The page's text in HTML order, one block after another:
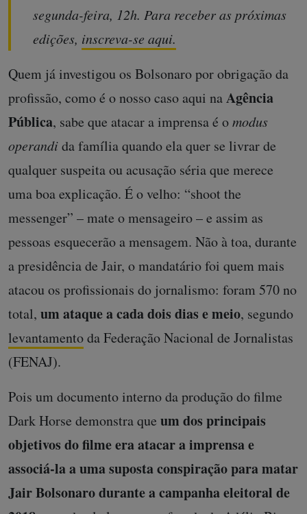
segunda-feira, 12h. Para receber as próximas
edições, inscreva-se aqui.
Quem já investigou os Bolsonaro por obrigação da
profissão, como é o nosso caso aqui naAgência
Pública, sabe que atacar a imprensa é omodus
operandida família quando ela quer se livrar de
qualquer suspeita ou acusação séria que merece
uma boa explicação. É o velho: “shoot the
messenger” – mate o mensageiro – e assim as
pessoas esquecerão a mensagem. Não à toa, durante
a presidência de Jair, o mandatário foi quem mais
atacou os profissionais do jornalismo: foram 570 no
total, um ataque a cada dois dias e meio, segundo
levantamentoda Federação Nacional de Jornalistas
(FENAJ).
Pois um documento interno da produção do filme
Dark Horse demonstra que um dos principais
objetivos do filme era atacar a imprensa e
associá-la a uma suposta conspiração para matar
Jair Bolsonaro durante a campanha eleitoral de